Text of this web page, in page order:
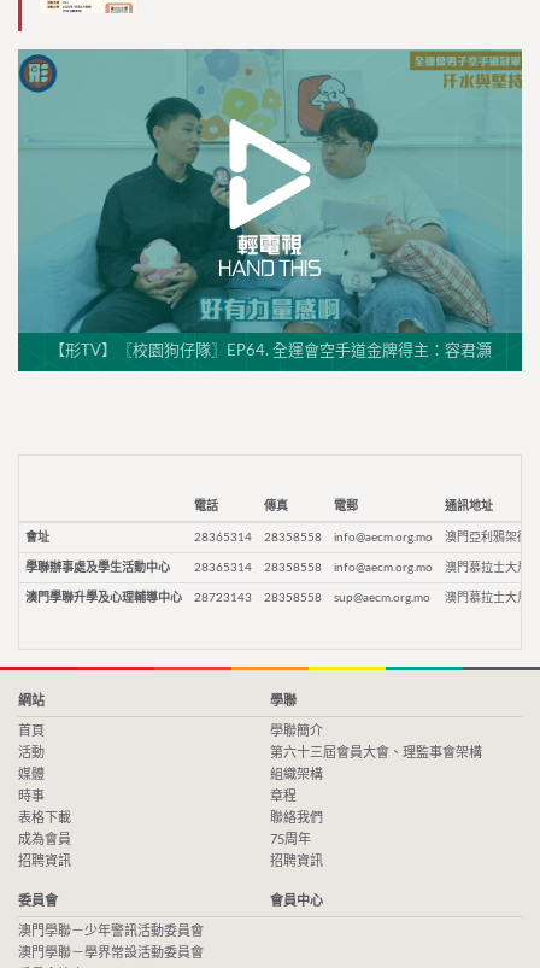
【形TV】〖校園狗仔隊〗EP64. 全運會空手道金牌得主：容君灝
電話 傳真 電郵 通訊地址
會址 28365314 28358558 info@aecm.org.mo 澳門亞利鴉架街9
學聯辦事處及學生活動中心 28365314 28358558 info@aecm.org.mo 澳門慕拉士大馬
澳門學聯升學及心理輔導中心 28723143 28358558 sup@aecm.org.mo 澳門慕拉士大馬
網站
首頁
活動
媒體
時事
表格下載
成為會員
招聘資訊
學聯
學聯簡介
第六十三屆會員大會、理監事會架構
組織架構
章程
聯絡我們
75周年
招聘資訊
委員會
澳門學聯－少年警訊活動委員會
澳門學聯－學界常設活動委員會
會員中心